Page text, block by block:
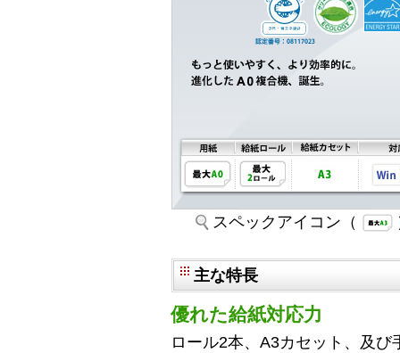
スペックアイコン（
主な特長
優れた給紙対応力
ロール2本、A3カセット、及